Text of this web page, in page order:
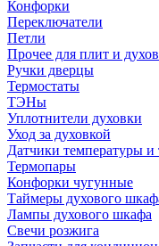
Конфорки
Переключатели
Петли
Прочее для плит и
Ручки дверцы
Термостаты
ТЭНы
Уплотнители духовки
Уход за духовкой
Датчики температуры и
Термопары
Конфорки чугунные
Таймеры духового
Лампы духового шкафа
Свечи розжига